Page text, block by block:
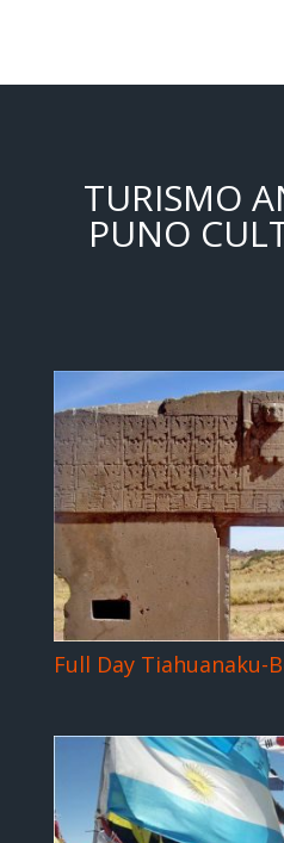
TURISMO
PUNO
Full Day Tiahuanaku-